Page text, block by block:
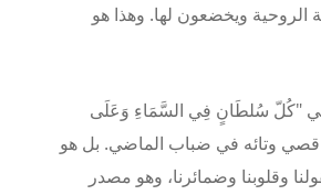
الروحية ويخضعون لها. وهذا هو
"كُلّ سُلطَانٍ فِي السَّمَاءِ وَعَلَى
قصي وتائه في ضباب الماضي. بل هو
وقلوبنا وضمائرنا، وهو مصدر